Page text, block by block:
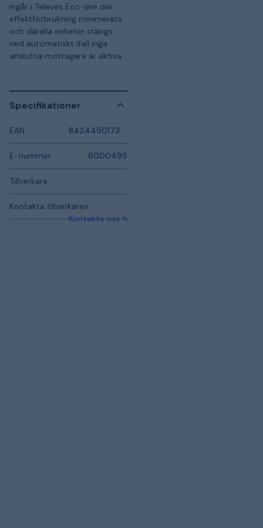
ingår i Televes Eco-line där
effektförbrukning minimerats
och däralla enheter stängs
ned automatiskt ifall inga
anslutna mottagare är aktiva.
Specifikationer
EAN 8424450173909
E-nummer 6000495
Tillverkare
Kontakta tillverkaren
Kontakta oss för mer information